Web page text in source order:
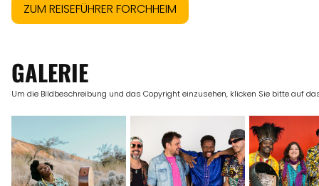
ZUM REISEFÜHRER FORCHHEIM
GALERIE
Um die Bildbeschreibung und das Copyright einzusehen, klicken Sie bitte auf